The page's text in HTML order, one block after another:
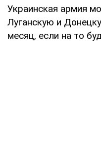
Украинская армия
Луганскую и
месяц, если на то